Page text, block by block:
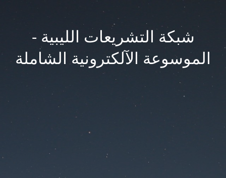
شبكة التشريعات الليبية -
الموسوعة الآلكترونية الشاملة